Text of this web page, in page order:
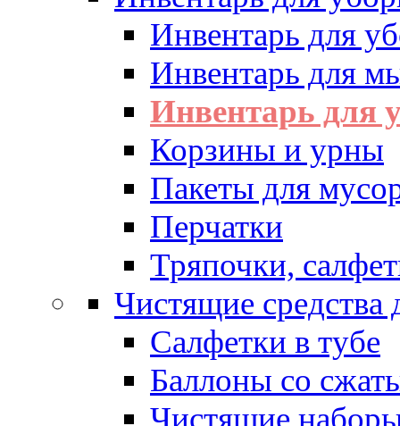
Инвентарь для
Инвентарь для
Инвентарь для
Корзины и урны
Пакеты для
Перчатки
Тряпочки,
Чистящие средства
Салфетки в тубе
Баллоны со
Чистящие